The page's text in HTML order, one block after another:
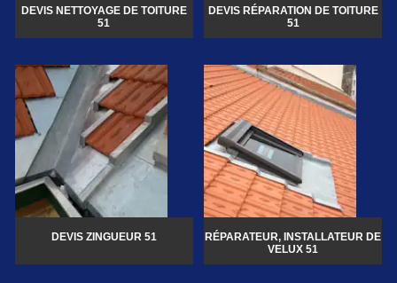
DEVIS NETTOYAGE DE TOITURE
51
DEVIS RÉPARATION DE TOITURE
51
DEVIS ZINGUEUR 51
RÉPARATEUR, INSTALLATEUR DE
VELUX 51